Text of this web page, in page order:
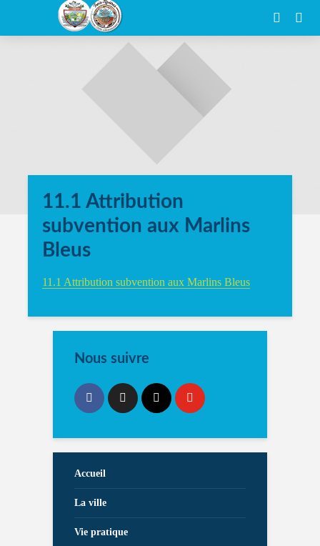
11.1 Attribution
subvention aux Marlins
Bleus
11.1 Attribution subvention aux Marlins Bleus
Nous suivre
Accueil
La ville
Vie pratique